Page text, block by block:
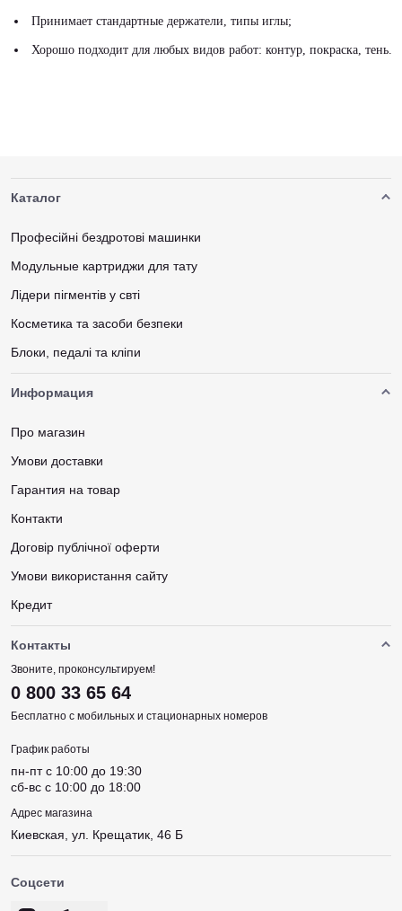
Принимает стандартные держатели, типы иглы;
Хорошо подходит для любых видов работ: контур, покраска, тень.
Каталог
Професійні бездротові машинки
Модульные картриджи для тату
Лідери пігментів у свті
Косметика та засоби безпеки
Блоки, педалі та кліпи
Информация
Про магазин
Умови доставки
Гарантия на товар
Контакти
Договір публічної оферти
Умови використання сайту
Кредит
Контакты
Звоните, проконсультируем!
0 800 33 65 64
Бесплатно с мобильных и стационарных номеров
График работы
пн-пт c 10:00 до 19:30
сб-вс c 10:00 до 18:00
Адрес магазина
Киевская, ул. Крещатик, 46 Б
Соцсети